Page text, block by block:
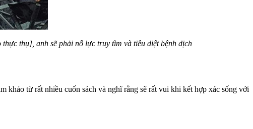
thụ], anh sẽ phải nỗ lực truy tìm và tiêu diệt bệnh dịch
từ rất nhiều cuốn sách và nghĩ rằng sẽ rất vui khi kết hợp xác sống với